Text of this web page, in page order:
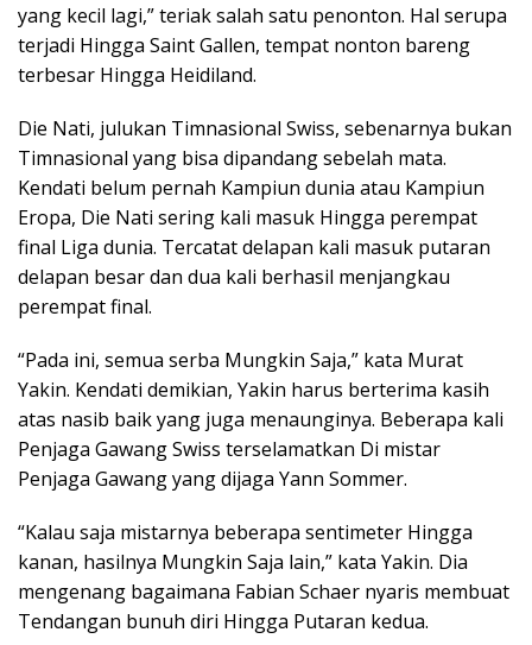
yang kecil lagi,” teriak salah satu penonton. Hal serupa
terjadi Hingga Saint Gallen, tempat nonton bareng
terbesar Hingga Heidiland.
Die Nati, julukan Timnasional Swiss, sebenarnya bukan
Timnasional yang bisa dipandang sebelah mata.
Kendati belum pernah Kampiun dunia atau Kampiun
Eropa, Die Nati sering kali masuk Hingga perempat
final Liga dunia. Tercatat delapan kali masuk putaran
delapan besar dan dua kali berhasil menjangkau
perempat final.
“Pada ini, semua serba Mungkin Saja,” kata Murat
Yakin. Kendati demikian, Yakin harus berterima kasih
atas nasib baik yang juga menaunginya. Beberapa kali
Penjaga Gawang Swiss terselamatkan Di mistar
Penjaga Gawang yang dijaga Yann Sommer.
“Kalau saja mistarnya beberapa sentimeter Hingga
kanan, hasilnya Mungkin Saja lain,” kata Yakin. Dia
mengenang bagaimana Fabian Schaer nyaris membuat
Tendangan bunuh diri Hingga Putaran kedua.